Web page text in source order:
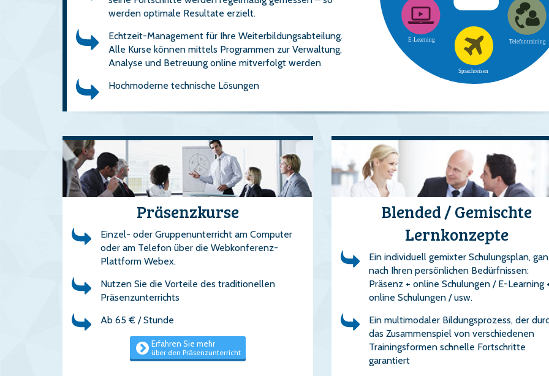
werden optimale Resultate erzielt.
Echtzeit-Management für Ihre Weiterbildungsabteilung.
Alle Kurse können mittels Programmen zur Verwaltung,
Analyse und Betreuung online mitverfolgt werden
Hochmoderne technische Lösungen
Präsenzkurse
Einzel- oder Gruppenunterricht am Computer
oder am Telefon über die Webkonferenz-
Plattform Webex.
Nutzen Sie die Vorteile des traditionellen
Präsenzunterrichts
Ab 65 € / Stunde
Erfahren Sie mehr
über den Präsenzunterricht
Blended / Gemischte
Lernkonzepte
Ein individuell gemixter Schulungsplan,
nach Ihren persönlichen Bedürfnissen:
Präsenz + online Schulungen / E-Learning
online Schulungen / usw.
Ein multimodaler Bildungsprozess, der
das Zusammenspiel von verschiedenen
Trainingsformen schnelle Fortschritte
garantiert